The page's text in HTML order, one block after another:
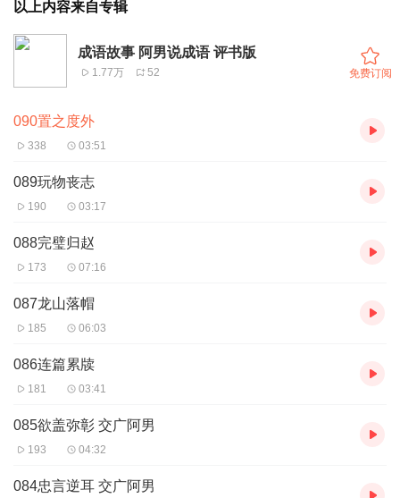
以上内容来自专辑
成语故事 阿男说成语 评书版
1.77万 52 免费订阅
090置之度外
338 03:51
089玩物丧志
190 03:17
088完璧归赵
173 07:16
087龙山落帽
185 06:03
086连篇累牍
181 03:41
085欲盖弥彰 交广阿男
193 04:32
084忠言逆耳 交广阿男